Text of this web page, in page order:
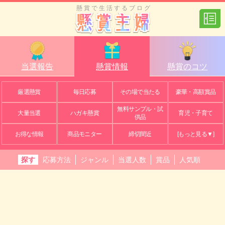
懸賞で生活するブログ
当選報告 懸賞情報 懸賞のコツ
厳選懸賞 毎日応募 その場で当たる 豪華・高額賞品
大量当選 ハガキ懸賞
無料サンプル・試
供品
育児・子育て
お得な情報 商品モニター 締切間近 [もっと見る▼]
探す 応募方法 ジャンル 当選人数 賞品 人気順